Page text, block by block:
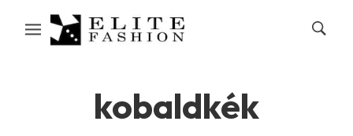
kobaldkék